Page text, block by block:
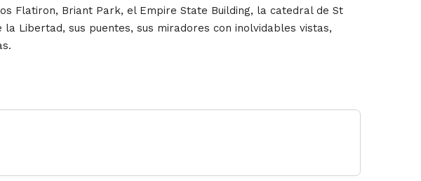
Flatiron, Briant Park, el Empire State Building, la catedral de St
Libertad, sus puentes, sus miradores con inolvidables vistas,